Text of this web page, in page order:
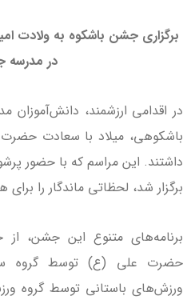
برگزاری جشن باشکوه به ولادت
در مدرسه
در اقدامی ارزشمند، دانش‌آموزان
باشکوهی، میلاد با سعادت
داشتند. این مراسم که با حضور
برگزار شد، لحظاتی ماندگار را
برنامه‌های متنوع این جشن،
حضرت علی (ع) توسط گروه
ورزش‌های باستانی توسط گروه